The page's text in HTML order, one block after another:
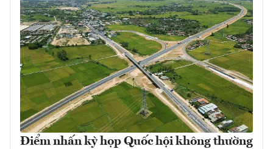
Điểm nhấn kỳ họp Quốc hội không thường